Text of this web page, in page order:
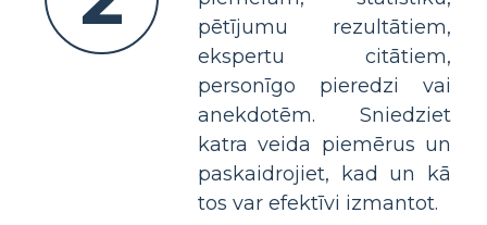
pētījumu rezultātiem,
ekspertu citātiem,
personīgo pieredzi vai
anekdotēm. Sniedziet
katra veida piemērus un
paskaidrojiet, kad un kā
tos var efektīvi izmantot.